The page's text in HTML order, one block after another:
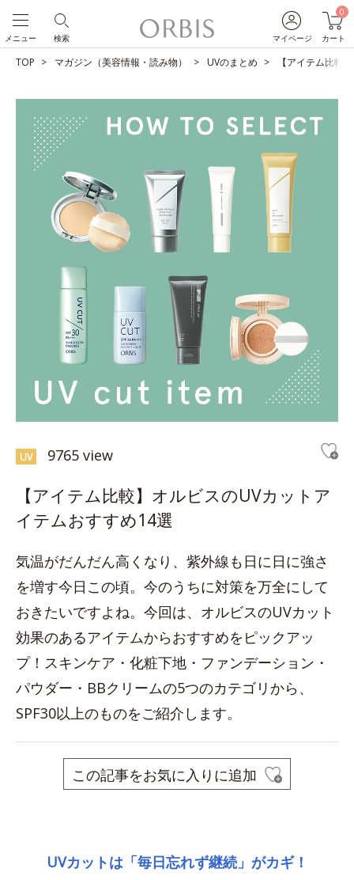
マイページ
0
カート
検索
メニュー
TOP マガジン（美容情報・読み物） UVのまとめ 【アイテム比較
UV 9765 view
【アイテム比較】オルビスのUVカットア
イテムおすすめ14選
気温がだんだん高くなり、紫外線も日に日に強さ
を増す今日この頃。今のうちに対策を万全にして
おきたいですよね。今回は、オルビスのUVカット
効果のあるアイテムからおすすめをピックアッ
プ！スキンケア・化粧下地・ファンデーション・
パウダー・BBクリームの5つのカテゴリから、
SPF30以上のものをご紹介します。
この記事をお気に入りに追加
UVカットは「毎日忘れず継続」がカギ！